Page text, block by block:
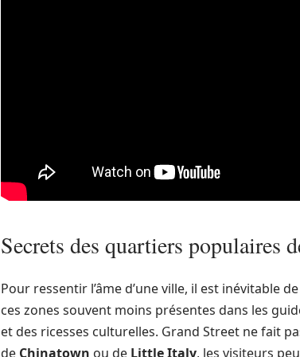
Secrets des quartiers populaires
Pour ressentir l’âme d’une ville, il est inévitable
ces zones souvent moins présentes dans les
et des ricesses culturelles. Grand Street ne fait
de Chinatown ou de Little Italy, les visiteurs